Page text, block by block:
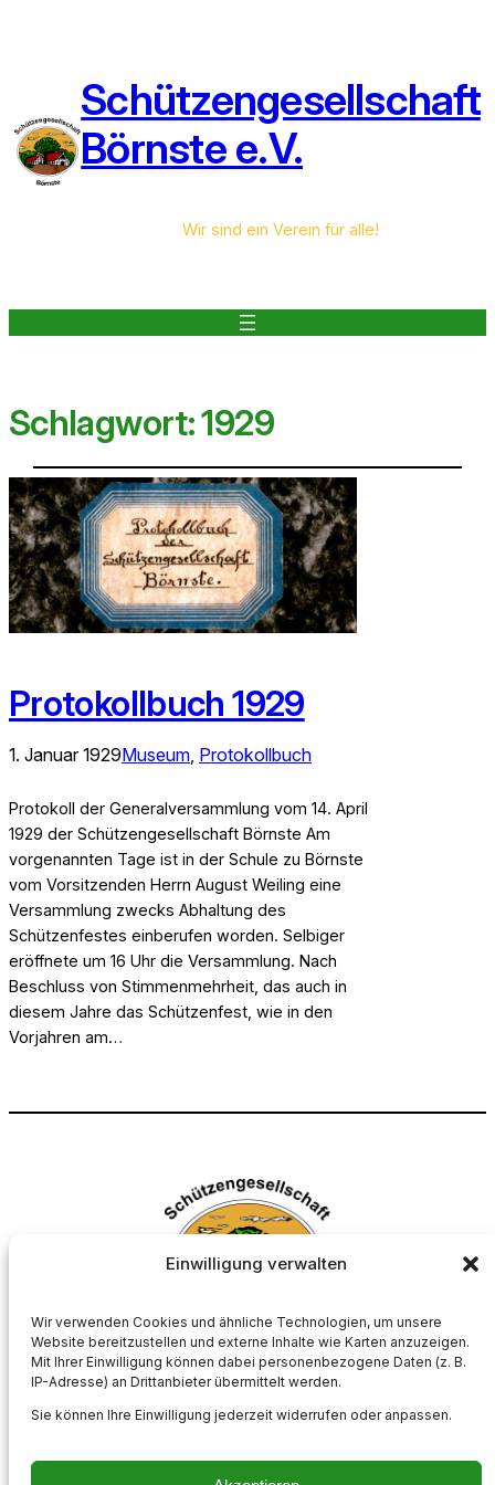
Einwilligung verwalten
Wir verwenden Cookies und ähnliche Technologien, um unsere
Website bereitzustellen und externe Inhalte wie Karten anzuzeigen.
Mit Ihrer Einwilligung können dabei personenbezogene Daten (z. B.
IP-Adresse) an Drittanbieter übermittelt werden.
Sie können Ihre Einwilligung jederzeit widerrufen oder anpassen.
Schützengesellschaft
Börnste e.V.
Wir sind ein Verein für alle!
Schlagwort:1929
Protokollbuch 1929
1. Januar 1929Museum, Protokollbuch
Protokoll der Generalversammlung vom 14. April
1929 der Schützengesellschaft Börnste Am
vorgenannten Tage ist in der Schule zu Börnste
vom Vorsitzenden Herrn August Weiling eine
Versammlung zwecks Abhaltung des
Schützenfestes einberufen worden. Selbiger
eröffnete um 16 Uhr die Versammlung. Nach
Beschluss von Stimmenmehrheit, das auch in
diesem Jahre das Schützenfest, wie in den
Vorjahren am…
Schützengesellschaft Börnste e.V.